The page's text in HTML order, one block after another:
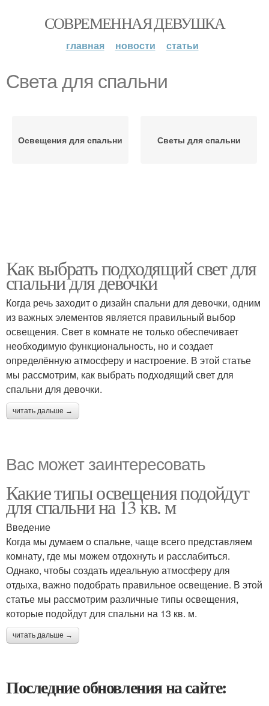
СОВРЕМЕННАЯ ДЕВУШКА
главная новости статьи
Света для спальни
Освещения для спальни Светы для спальни
Как выбрать подходящий свет для
спальни для девочки
Когда речь заходит о дизайн спальни для девочки, одним
из важных элементов является правильный выбор
освещения. Свет в комнате не только обеспечивает
необходимую функциональность, но и создает
определённую атмосферу и настроение. В этой статье
мы рассмотрим, как выбрать подходящий свет для
спальни для девочки.
читать дальше →
Вас может заинтересовать
Какие типы освещения подойдут
для спальни на 13 кв. м
Введение
Когда мы думаем о спальне, чаще всего представляем
комнату, где мы можем отдохнуть и расслабиться.
Однако, чтобы создать идеальную атмосферу для
отдыха, важно подобрать правильное освещение. В этой
статье мы рассмотрим различные типы освещения,
которые подойдут для спальни на 13 кв. м.
читать дальше →
Последние обновления на сайте: